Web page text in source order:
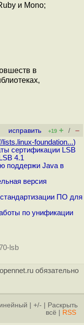
и Mono;
в
исправить +19 + / –
lists.linux-foundation...)
сертификации LSB
4.1
поддержи Java в
версия
ПО для
по унификации
lsb
обязательно
+/-
Раскрыть
всё
RSS